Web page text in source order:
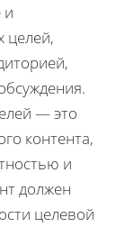
и
целей,
— это
контента,
и
должен
целевой